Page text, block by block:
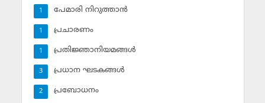
പേമാരി നിറുത്താന്‍
1
പ്രചാരണം
1
പ്രതിജ്ഞാനിയമങ്ങള്‍
1
പ്രധാന ഘടകങ്ങള്‍
3
പ്രബോധനം
2